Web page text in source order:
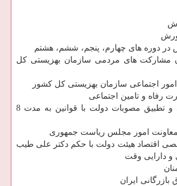
مشاركت های مردمی سازمان بهزیستی كل
7. عضو هیات بررسی و تطبیق مصوبات دولت با قوانین به مدت 8
اقتصاد هیئت دولت با حکم دکتر علی طیب
و دارایی وقت